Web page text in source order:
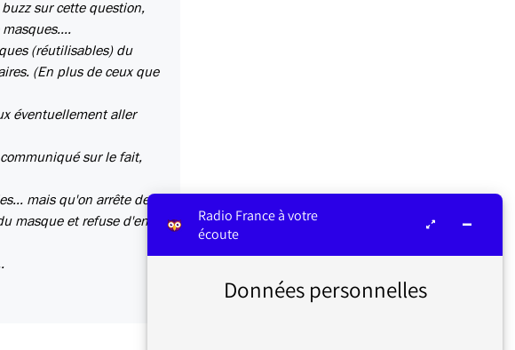
sur cette question,
(réutilisables) du
(En plus de ceux que
éventuellement aller
sur le fait,
mais qu'on arrête de
masque et refuse d'en
Radio France à votre
écoute
Données personnelles